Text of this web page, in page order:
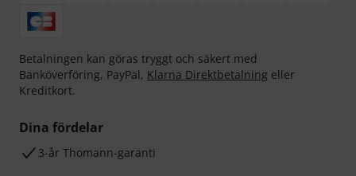
Betalningen kan göras tryggt och säkert med
Banköverföring, PayPal, Klarna Direktbetalning eller
Kreditkort.
Dina fördelar
3-år Thomann-garanti